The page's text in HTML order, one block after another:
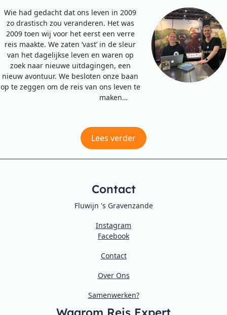
Wie had gedacht dat ons leven in 2009
zo drastisch zou veranderen. Het was
2009 toen wij voor het eerst een verre
reis maakte. We zaten ‘vast’ in de sleur
van het dagelijkse leven en waren op
zoek naar nieuwe uitdagingen, een
nieuw avontuur. We besloten onze baan
op te zeggen om de reis van ons leven te
maken…
Lees verder
Contact
Fluwijn 's Gravenzande
Instagram
Facebook
Contact
Over Ons
Samenwerken?